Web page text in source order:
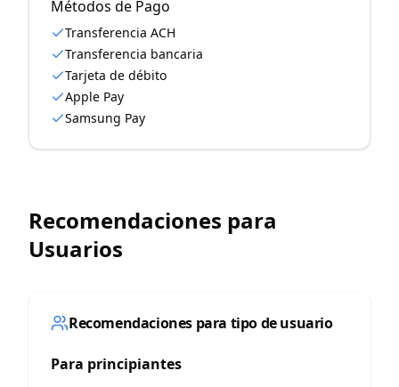
Métodos de Pago
Transferencia ACH
Transferencia bancaria
Tarjeta de débito
Apple Pay
Samsung Pay
Recomendaciones para
Usuarios
Recomendaciones para tipo de usuario
Para principiantes